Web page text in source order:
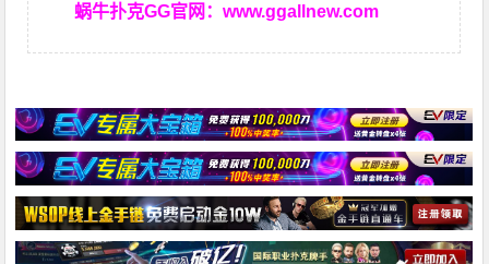
蜗牛扑克GG官网：www.ggallnew.com